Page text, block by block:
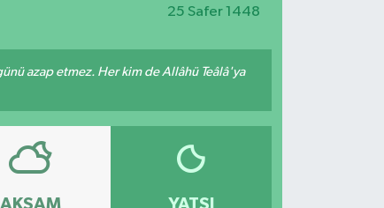
25 Safer 1448
azap etmez. Her kim de Allâhü Teâlâ'ya
AKŞAM YATSI